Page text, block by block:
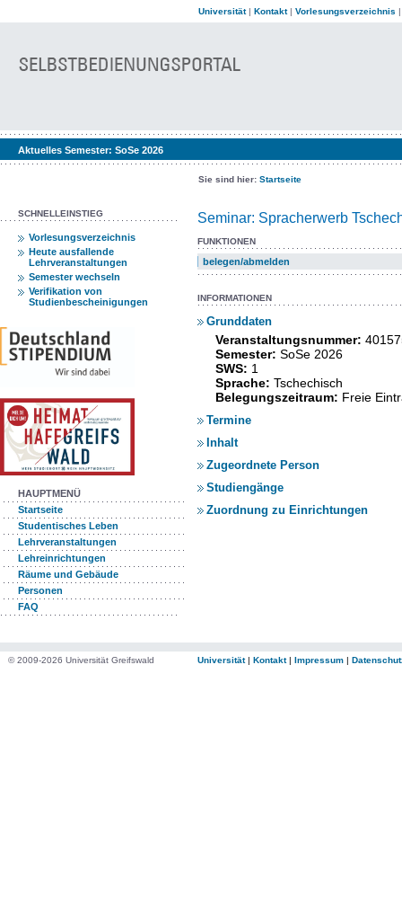
Universität| Kontakt| Vorlesungsverzeichnis
Aktuelles Semester: SoSe 2026
Sie sind hier: Startseite
SCHNELLEINSTIEG
Vorlesungsverzeichnis
Heute ausfallende
Lehrveranstaltungen
Semester wechseln
Verifikation von
Studienbescheinigungen
HAUPTMENÜ
Startseite
Studentisches Leben
Lehrveranstaltungen
Lehreinrichtungen
Räume und Gebäude
Personen
FAQ
Seminar: Spracherwerb
FUNKTIONEN
belegen/abmelden
INFORMATIONEN
Grunddaten
Veranstaltungsnummer:
Semester: SoSe 2026
SWS: 1
Sprache: Tschechisch
Belegungszeitraum: Freie
Termine
Inhalt
Zugeordnete Person
Studiengänge
Zuordnung zu Einrichtungen
© 2009-2026 Universität Greifswald Universität| Kontakt| Impressum |